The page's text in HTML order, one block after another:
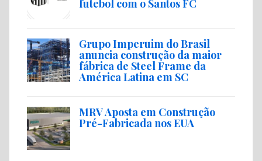
futebol com o Santos FC
Grupo Imperuim do Brasil
anuncia construção da maior
fábrica de Steel Frame da
América Latina em SC
MRV Aposta em Construção
Pré-Fabricada nos EUA